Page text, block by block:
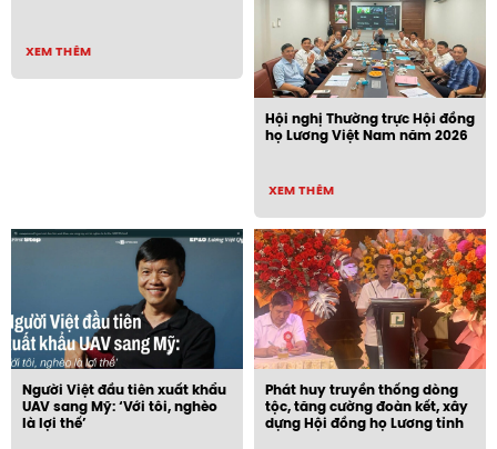
XEM THÊM
Hội nghị Thường trực Hội đồng
họ Lương Việt Nam năm 2026
XEM THÊM
Người Việt đầu tiên xuất khẩu
UAV sang Mỹ: ‘Với tôi, nghèo
là lợi thế’
Phát huy truyền thống dòng
tộc, tăng cường đoàn kết, xây
dựng Hội đồng họ Lương tỉnh